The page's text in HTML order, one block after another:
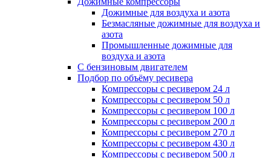
Дожимные для воздуха и азота
Безмасляные дожимные для воздуха и
азота
Промышленные дожимные для
воздуха и азота
С бензиновым двигателем
Подбор по объёму ресивера
Компрессоры с ресивером 24 л
Компрессоры с ресивером 50 л
Компрессоры с ресивером 100 л
Компрессоры с ресивером 200 л
Компрессоры с ресивером 270 л
Компрессоры с ресивером 430 л
Компрессоры с ресивером 500 л